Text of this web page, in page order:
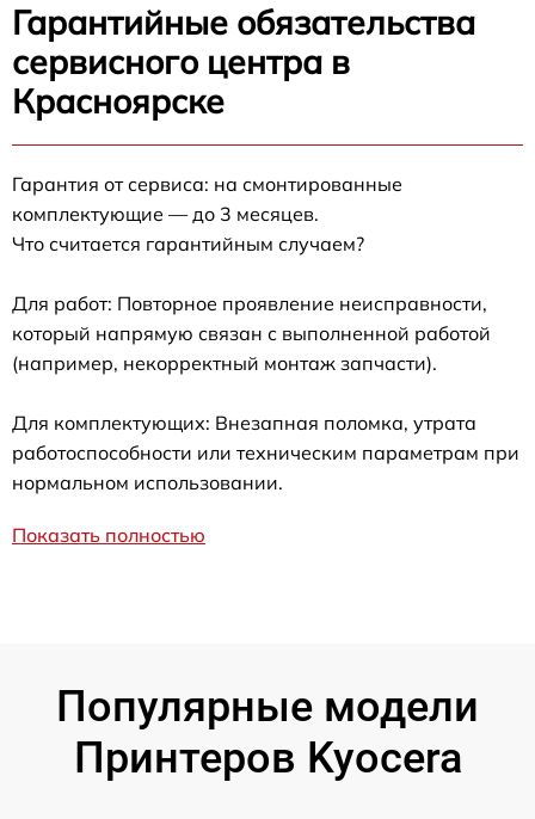
Гарантийные обязательства
сервисного центра в
Красноярске
Гарантия от сервиса: на смонтированные
комплектующие — до 3 месяцев.
Что считается гарантийным случаем?
Для работ: Повторное проявление неисправности,
который напрямую связан с выполненной работой
(например, некорректный монтаж запчасти).
Для комплектующих: Внезапная поломка, утрата
работоспособности или техническим параметрам при
нормальном использовании.
Показать полностью
Популярные модели
Принтеров Kyocera